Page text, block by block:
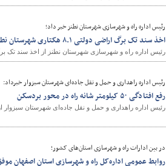
رئیس اداره راه و شهرسازی شهرستان نطنز خبر داد؛
اخذ سند تک برگ اراضی دولتی ۸.۱ هکتاری شهرستان نطنز
رئیس اداره راه و شهرسازی شهرستان نطنز از اخذ سند تک برگ اراضی
رئیس اداره راهداری و حمل و نقل جاده‌ای شهرستان سبزوار خبرداد:
رفع افتادگی ۵۰ کیلومتر شانه راه در محور بردسکن
در بین ادارات راه و شهرسازی استان‌های کشور؛
روابط عمومی اداره‌کل راه و شهرسازی استان اصفهان